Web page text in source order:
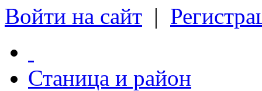
Войти на сайт |
Станица и район